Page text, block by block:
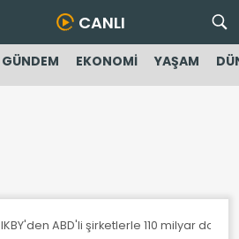
CANLI
GÜNDEM EKONOMİ YAŞAM
IKBY'den ABD'li şirketlerle 110 milyar